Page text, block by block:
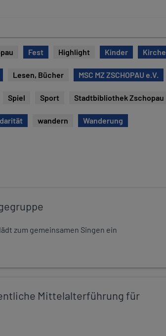
Fest Highlight Kinder Kirche
Lesen, Bücher MSC MZ ZSCHOPAU e.V.
Spiel Sport Stadtbibliothek Zschopau
wandern Wanderung
zum gemeinsamen Singen ein
Mittelalterführung für